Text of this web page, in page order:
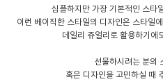
심플하지만 가장 기본적인 스타
이런 베이직한 스타일의 디자인은 스타일
데일리 쥬얼리로 활용하기에
선물하시려는 분의
혹은 디자인을 고민하실 때